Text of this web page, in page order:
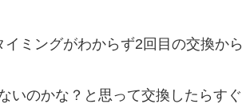
ミングがわからず2回目の交換から
いのかな？と思って交換したらすぐ